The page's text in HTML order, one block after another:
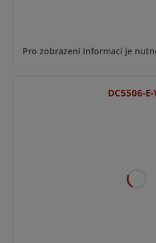
Pro zobrazení informací je
DC5506-E-